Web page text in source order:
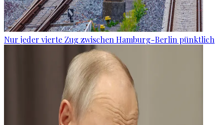
Nur jeder vierte Zug zwischen Hamburg-Berlin pünktlich